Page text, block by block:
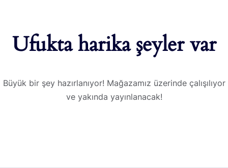
Ufukta harika şeyler var
Büyük bir şey hazırlanıyor! Mağazamız üzerinde çalışılıyor
ve yakında yayınlanacak!